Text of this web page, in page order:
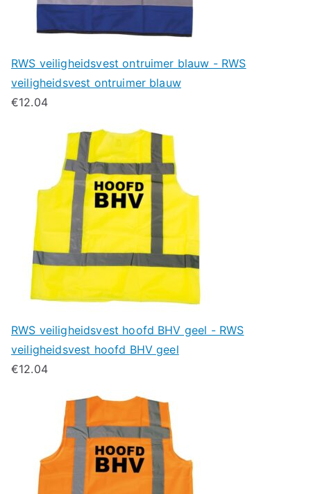
RWS veiligheidsvest ontruimer blauw - RWS
veiligheidsvest ontruimer blauw
€12.04
RWS veiligheidsvest hoofd BHV geel - RWS
veiligheidsvest hoofd BHV geel
€12.04